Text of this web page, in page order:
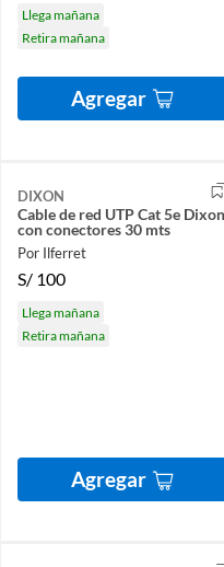
Llega mañana
Retira mañana
Agregar
DIXON
Cable de red UTP Cat 5e Dixon
con conectores 30 mts
Por Ilferret
S/ 100
Llega mañana
Retira mañana
Agregar